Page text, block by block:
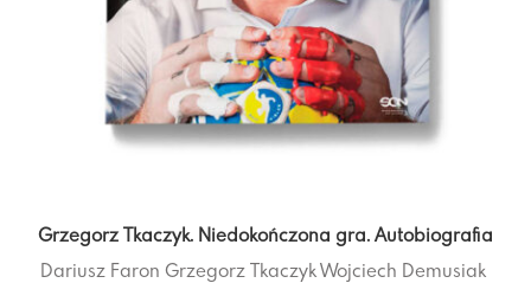
Grzegorz Tkaczyk. Niedokończona gra. Autobiografia
Dariusz Faron Grzegorz TkaczykWojciech Demusiak